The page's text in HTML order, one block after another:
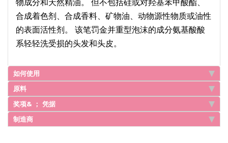
物成分和天然精油。 但不包括硅或对羟基苯甲酸酯、
合成着色剂、合成香料、矿物油、动物源性物质或油性
的表面活性剂。 该笔罚金并重型泡沫的成分氨基酸酸
系轻轻洗受损的头发和头皮。
如何使用
原料
奖项& ； 凭据
制造商